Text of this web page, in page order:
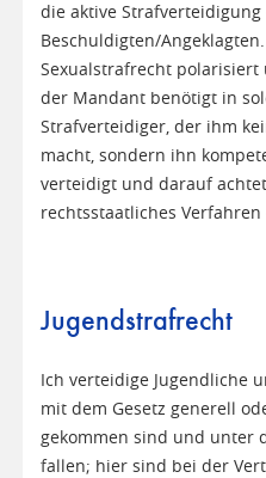
die aktive Strafverteidigung
Beschuldigten/
Sexualstrafrecht
der Mandant benötigt in
Strafverteidiger, der ihm
macht, sondern ihn
verteidigt und darauf
rechtsstaatliches
Jugendstrafrecht
Ich verteidige Jugendliche
mit dem Gesetz generell
gekommen sind und unter
fallen; hier sind bei der